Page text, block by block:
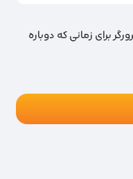
برای زمانی که دوباره